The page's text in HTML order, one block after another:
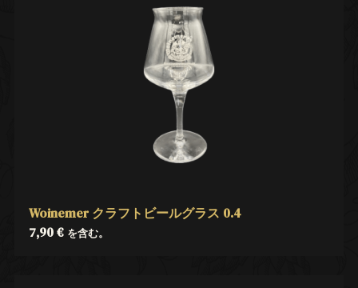
Woinemer クラフトビールグラス 0.4
7,90€ を含む。